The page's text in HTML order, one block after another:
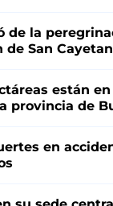
de la
de San
están
provincia de
en